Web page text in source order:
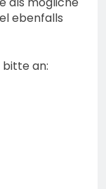
ebenfalls
an: